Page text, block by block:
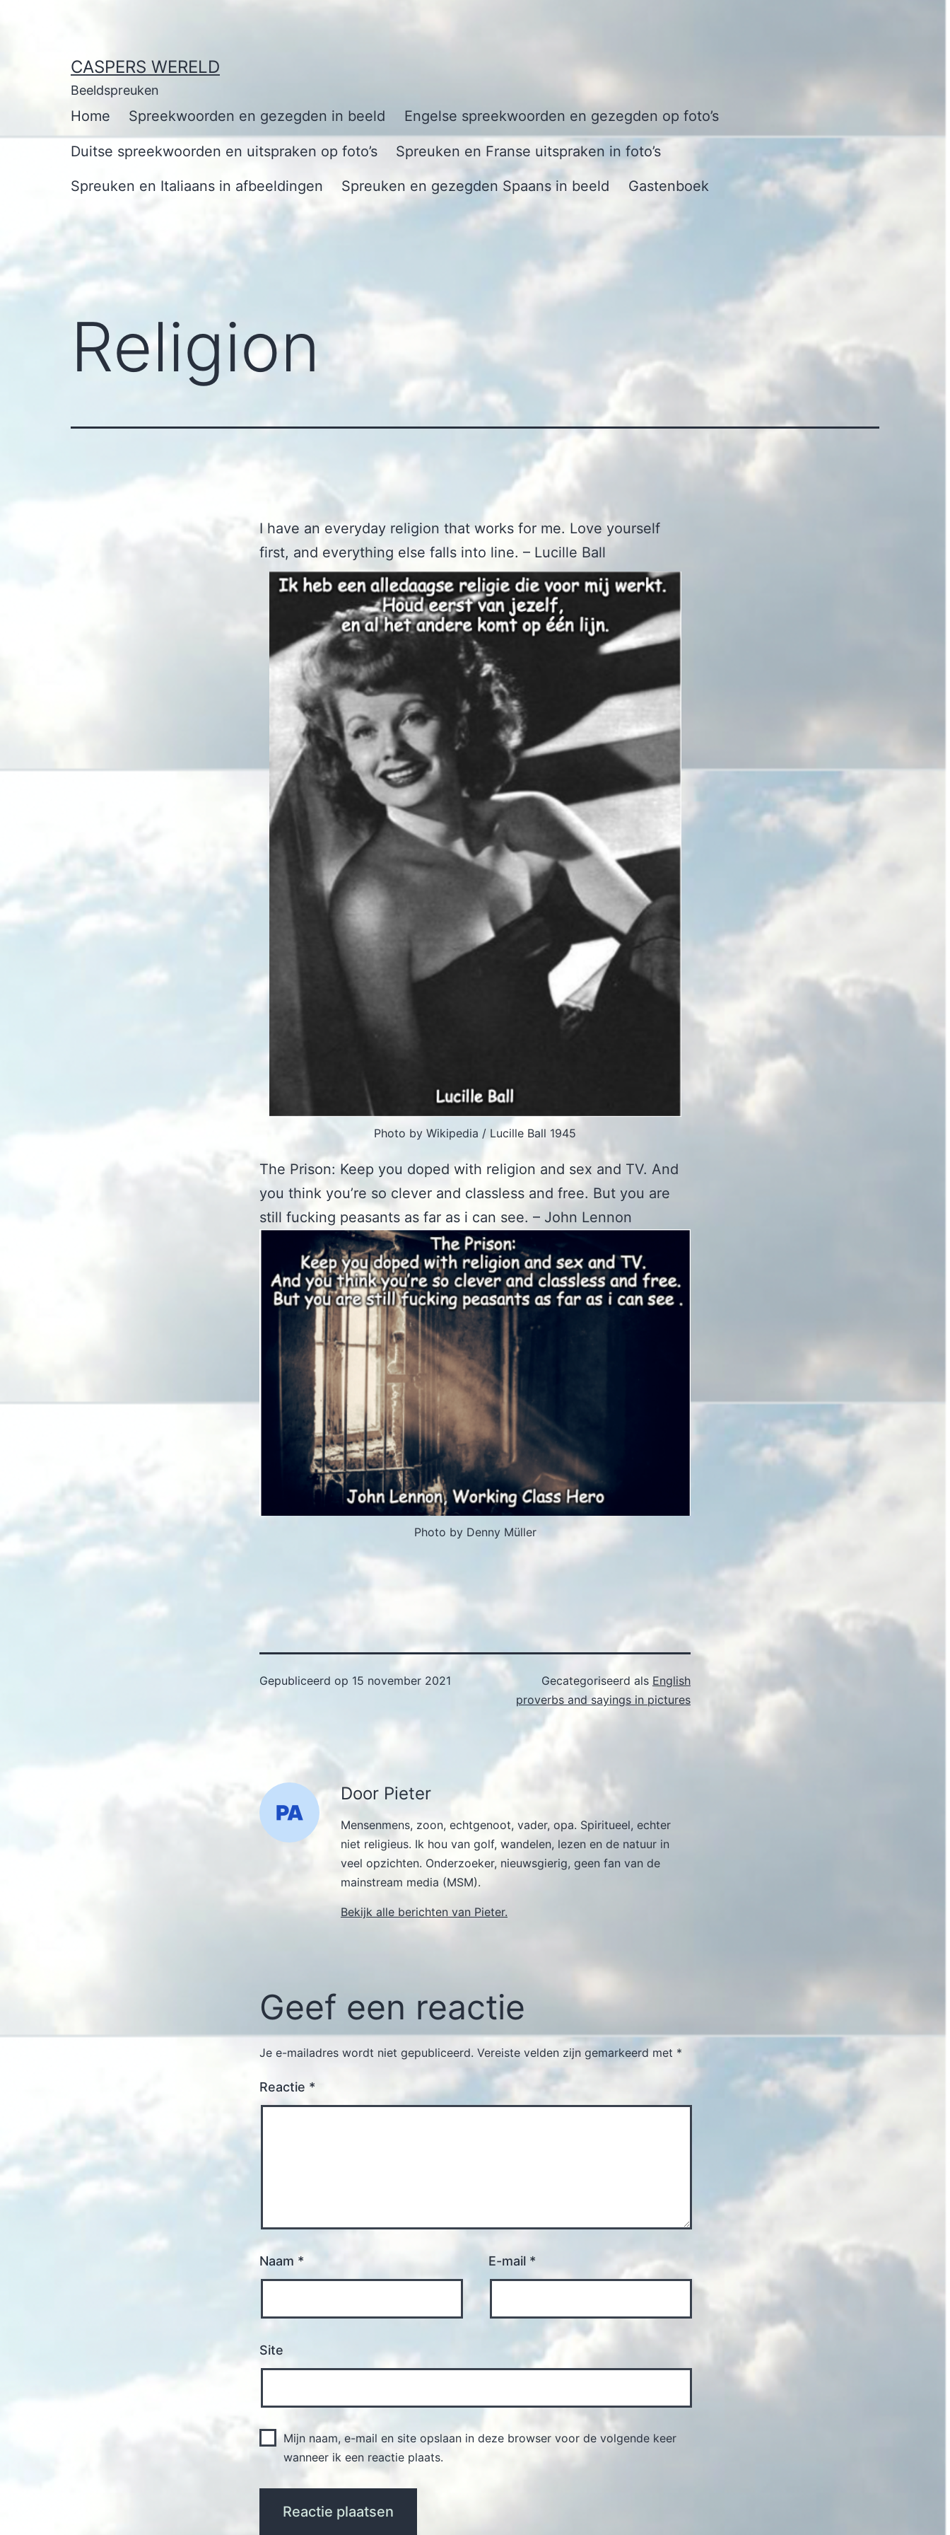
CASPERS WERELD
Beeldspreuken
Home Spreekwoorden en gezegden in beeld Engelse spreekwoorden en gezegden op foto’s
Duitse spreekwoorden en uitspraken op foto’s Spreuken en Franse uitspraken in foto’s
Spreuken en Italiaans in afbeeldingen Spreuken en gezegden Spaans in beeld Gastenboek
Religion
I have an everyday religion that works for me. Love yourself
first, and everything else falls into line. – Lucille Ball
Photo by Wikipedia / Lucille Ball 1945
The Prison: Keep you doped with religion and sex and TV. And
you think you’re so clever and classless and free. But you are
still fucking peasants as far as i can see. – John Lennon
Photo by Denny Müller
Gepubliceerd op 15 november 2021 Gecategoriseerd als English
proverbs and sayings in pictures
Door Pieter
Mensenmens, zoon, echtgenoot, vader, opa. Spiritueel, echter
niet religieus. Ik hou van golf, wandelen, lezen en de natuur in
veel opzichten. Onderzoeker, nieuwsgierig, geen fan van de
mainstream media (MSM).
Bekijk alle berichten van Pieter.
Geef een reactie
Je e-mailadres wordt niet gepubliceerd. Vereiste velden zijn gemarkeerd met *
Reactie *
Naam * E-mail *
Site
Mijn naam, e-mail en site opslaan in deze browser voor de volgende keer
wanneer ik een reactie plaats.